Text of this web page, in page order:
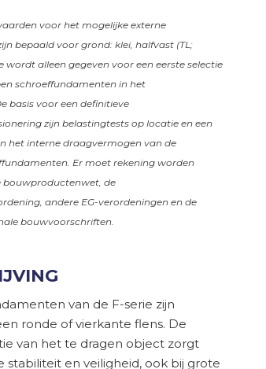
voor het mogelijke externe
bepaald voor grond: klei, halfvast (TL;
wordt alleen gegeven voor een eerste selectie
schroeffundamenten in het
basis voor een definitieve
zijn belastingtests op locatie en een
het interne draagvermogen van de
Er moet rekening worden
bouwproductenwet, de
andere EG-verordeningen en de
bouwvoorschriften.
van de F-serie zijn
ronde of vierkante flens. De
van het te dragen object zorgt
stabiliteit en veiligheid, ook bij grote